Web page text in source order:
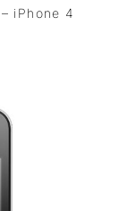
iPhone 4
era: €23.90.
atual é: